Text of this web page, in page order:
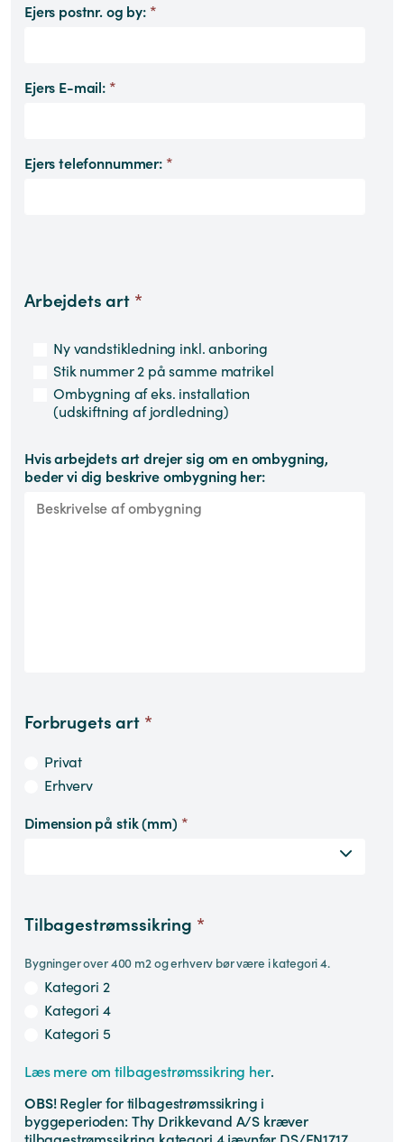
Ejers postnr. og by: *
Ejers E-mail: *
Ejers telefonnummer: *
Arbejdets art *
Ny vandstikledning inkl. anboring
Stik nummer 2 på samme matrikel
Ombygning af eks. installation
(udskiftning af jordledning)
Hvis arbejdets art drejer sig om en ombygning,
beder vi dig beskrive ombygning her:
Forbrugets art *
Privat
Erhverv
Dimension på stik (mm) *
Tilbagestrømssikring *
Bygninger over 400 m2 og erhverv bør være i kategori 4.
Kategori 2
Kategori 4
Kategori 5
Læs mere om tilbagestrømssikring her.
OBS!Regler for tilbagestrømssikring i
byggeperioden: Thy Drikkevand A/S kræver